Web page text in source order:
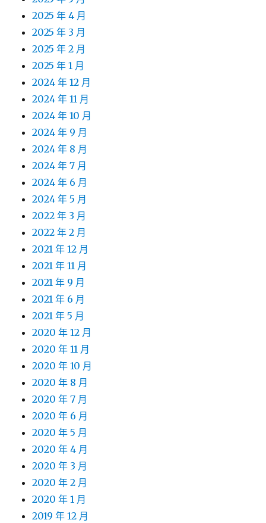
2025 年 4 月
2025 年 3 月
2025 年 2 月
2025 年 1 月
2024 年 12 月
2024 年 11 月
2024 年 10 月
2024 年 9 月
2024 年 8 月
2024 年 7 月
2024 年 6 月
2024 年 5 月
2022 年 3 月
2022 年 2 月
2021 年 12 月
2021 年 11 月
2021 年 9 月
2021 年 6 月
2021 年 5 月
2020 年 12 月
2020 年 11 月
2020 年 10 月
2020 年 8 月
2020 年 7 月
2020 年 6 月
2020 年 5 月
2020 年 4 月
2020 年 3 月
2020 年 2 月
2020 年 1 月
2019 年 12 月